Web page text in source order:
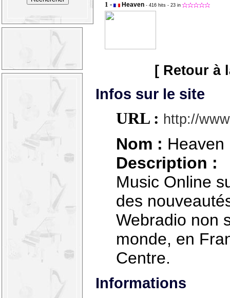
1 - Heaven - 416 hits- 23 in
[ Retour à
Infos sur le site
URL : http://
Nom : Heaven
Description :
Music Online
des
Webradio non
monde, en
Centre.
Informations